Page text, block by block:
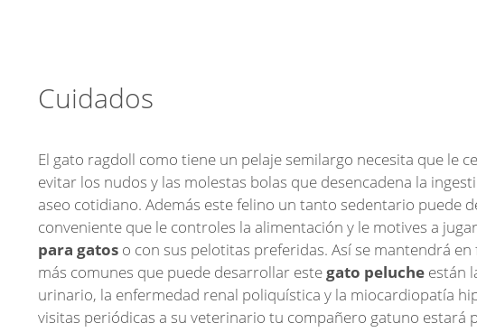
Cuidados
El gato ragdoll como tiene un pelaje semilargo necesita que le
evitar los nudos y las molestas bolas que desencadena la
aseo cotidiano. Además este felino un tanto sedentario puede
conveniente que le controles la alimentación y le motives a
para gatoso con sus pelotitas preferidas. Así se mantendrá en
más comunes que puede desarrollar estegato pelucheestán
urinario, la enfermedad renal poliquística y la miocardiopatía
visitas periódicas a su veterinario tu compañero gatuno estará